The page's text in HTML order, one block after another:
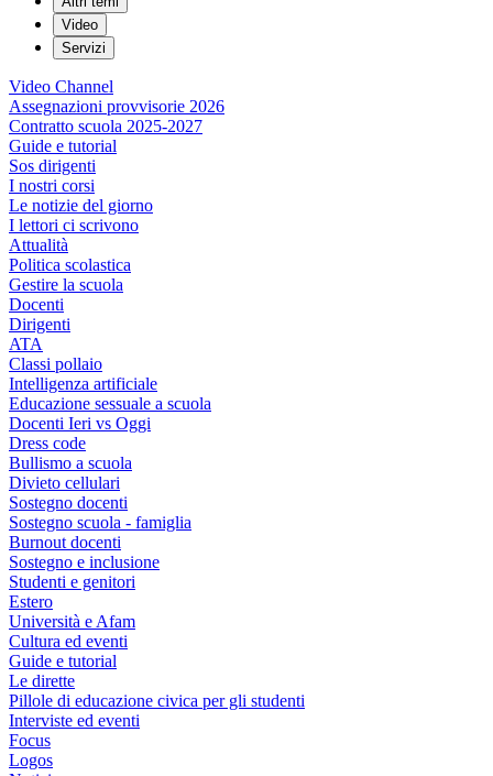
Video
Servizi
Video Channel
Assegnazioni provvisorie 2026
Contratto scuola 2025-2027
Guide e tutorial
Sos dirigenti
I nostri corsi
Le notizie del giorno
I lettori ci scrivono
Attualità
Politica scolastica
Gestire la scuola
Docenti
Dirigenti
ATA
Classi pollaio
Intelligenza artificiale
Educazione sessuale a scuola
Docenti Ieri vs Oggi
Dress code
Bullismo a scuola
Divieto cellulari
Sostegno docenti
Sostegno scuola - famiglia
Burnout docenti
Sostegno e inclusione
Studenti e genitori
Estero
Università e Afam
Cultura ed eventi
Guide e tutorial
Le dirette
Pillole di educazione civica per gli studenti
Interviste ed eventi
Focus
Logos